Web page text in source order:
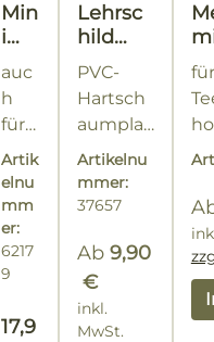
Min
i
s "2
in
1"
Ble
chd
ach
auc
h
für
Übe
rwin
teru
ngs
ma
gazi
koni
sch
Artik
elnu
mm
er:
6217
9
Regulärer Preis:
17,9
Lehrsc
hild
"Biene"
PVC-
Hartsch
aumplat
te
Artikelnu
mmer:
37657
Ab 9,90
€
Regulärer
inkl.
MwSt.